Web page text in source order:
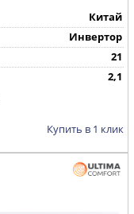
Китай
Инвертор
21
2,1
Купить в 1 клик